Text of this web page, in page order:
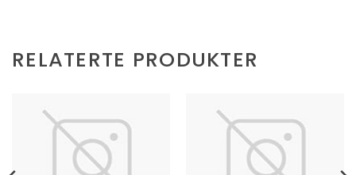
RELATERTE PRODUKTER